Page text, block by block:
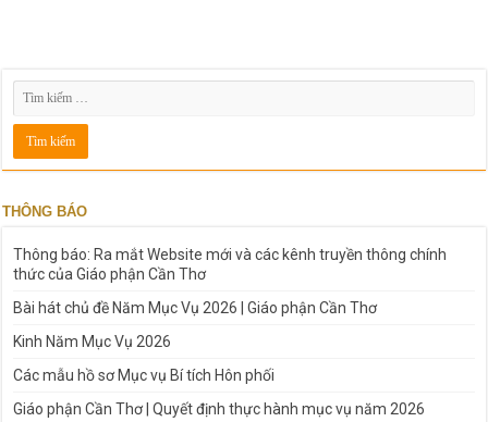
THÔNG BÁO
Thông báo: Ra mắt Website mới và các kênh truyền thông chính
thức của Giáo phận Cần Thơ
Bài hát chủ đề Năm Mục Vụ 2026 | Giáo phận Cần Thơ
Kinh Năm Mục Vụ 2026
Các mẫu hồ sơ Mục vụ Bí tích Hôn phối
Giáo phận Cần Thơ | Quyết định thực hành mục vụ năm 2026